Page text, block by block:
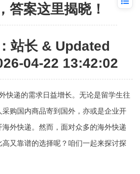
答案这里揭晓！
站长 & Updated
04-22 13:42:02
快递的需求日益增长。无论是留学生往
购国内商品寄到国外，亦或是企业开
外快递。然而，面对众多的海外快递
又靠谱的选择呢？咱们一起来探讨探